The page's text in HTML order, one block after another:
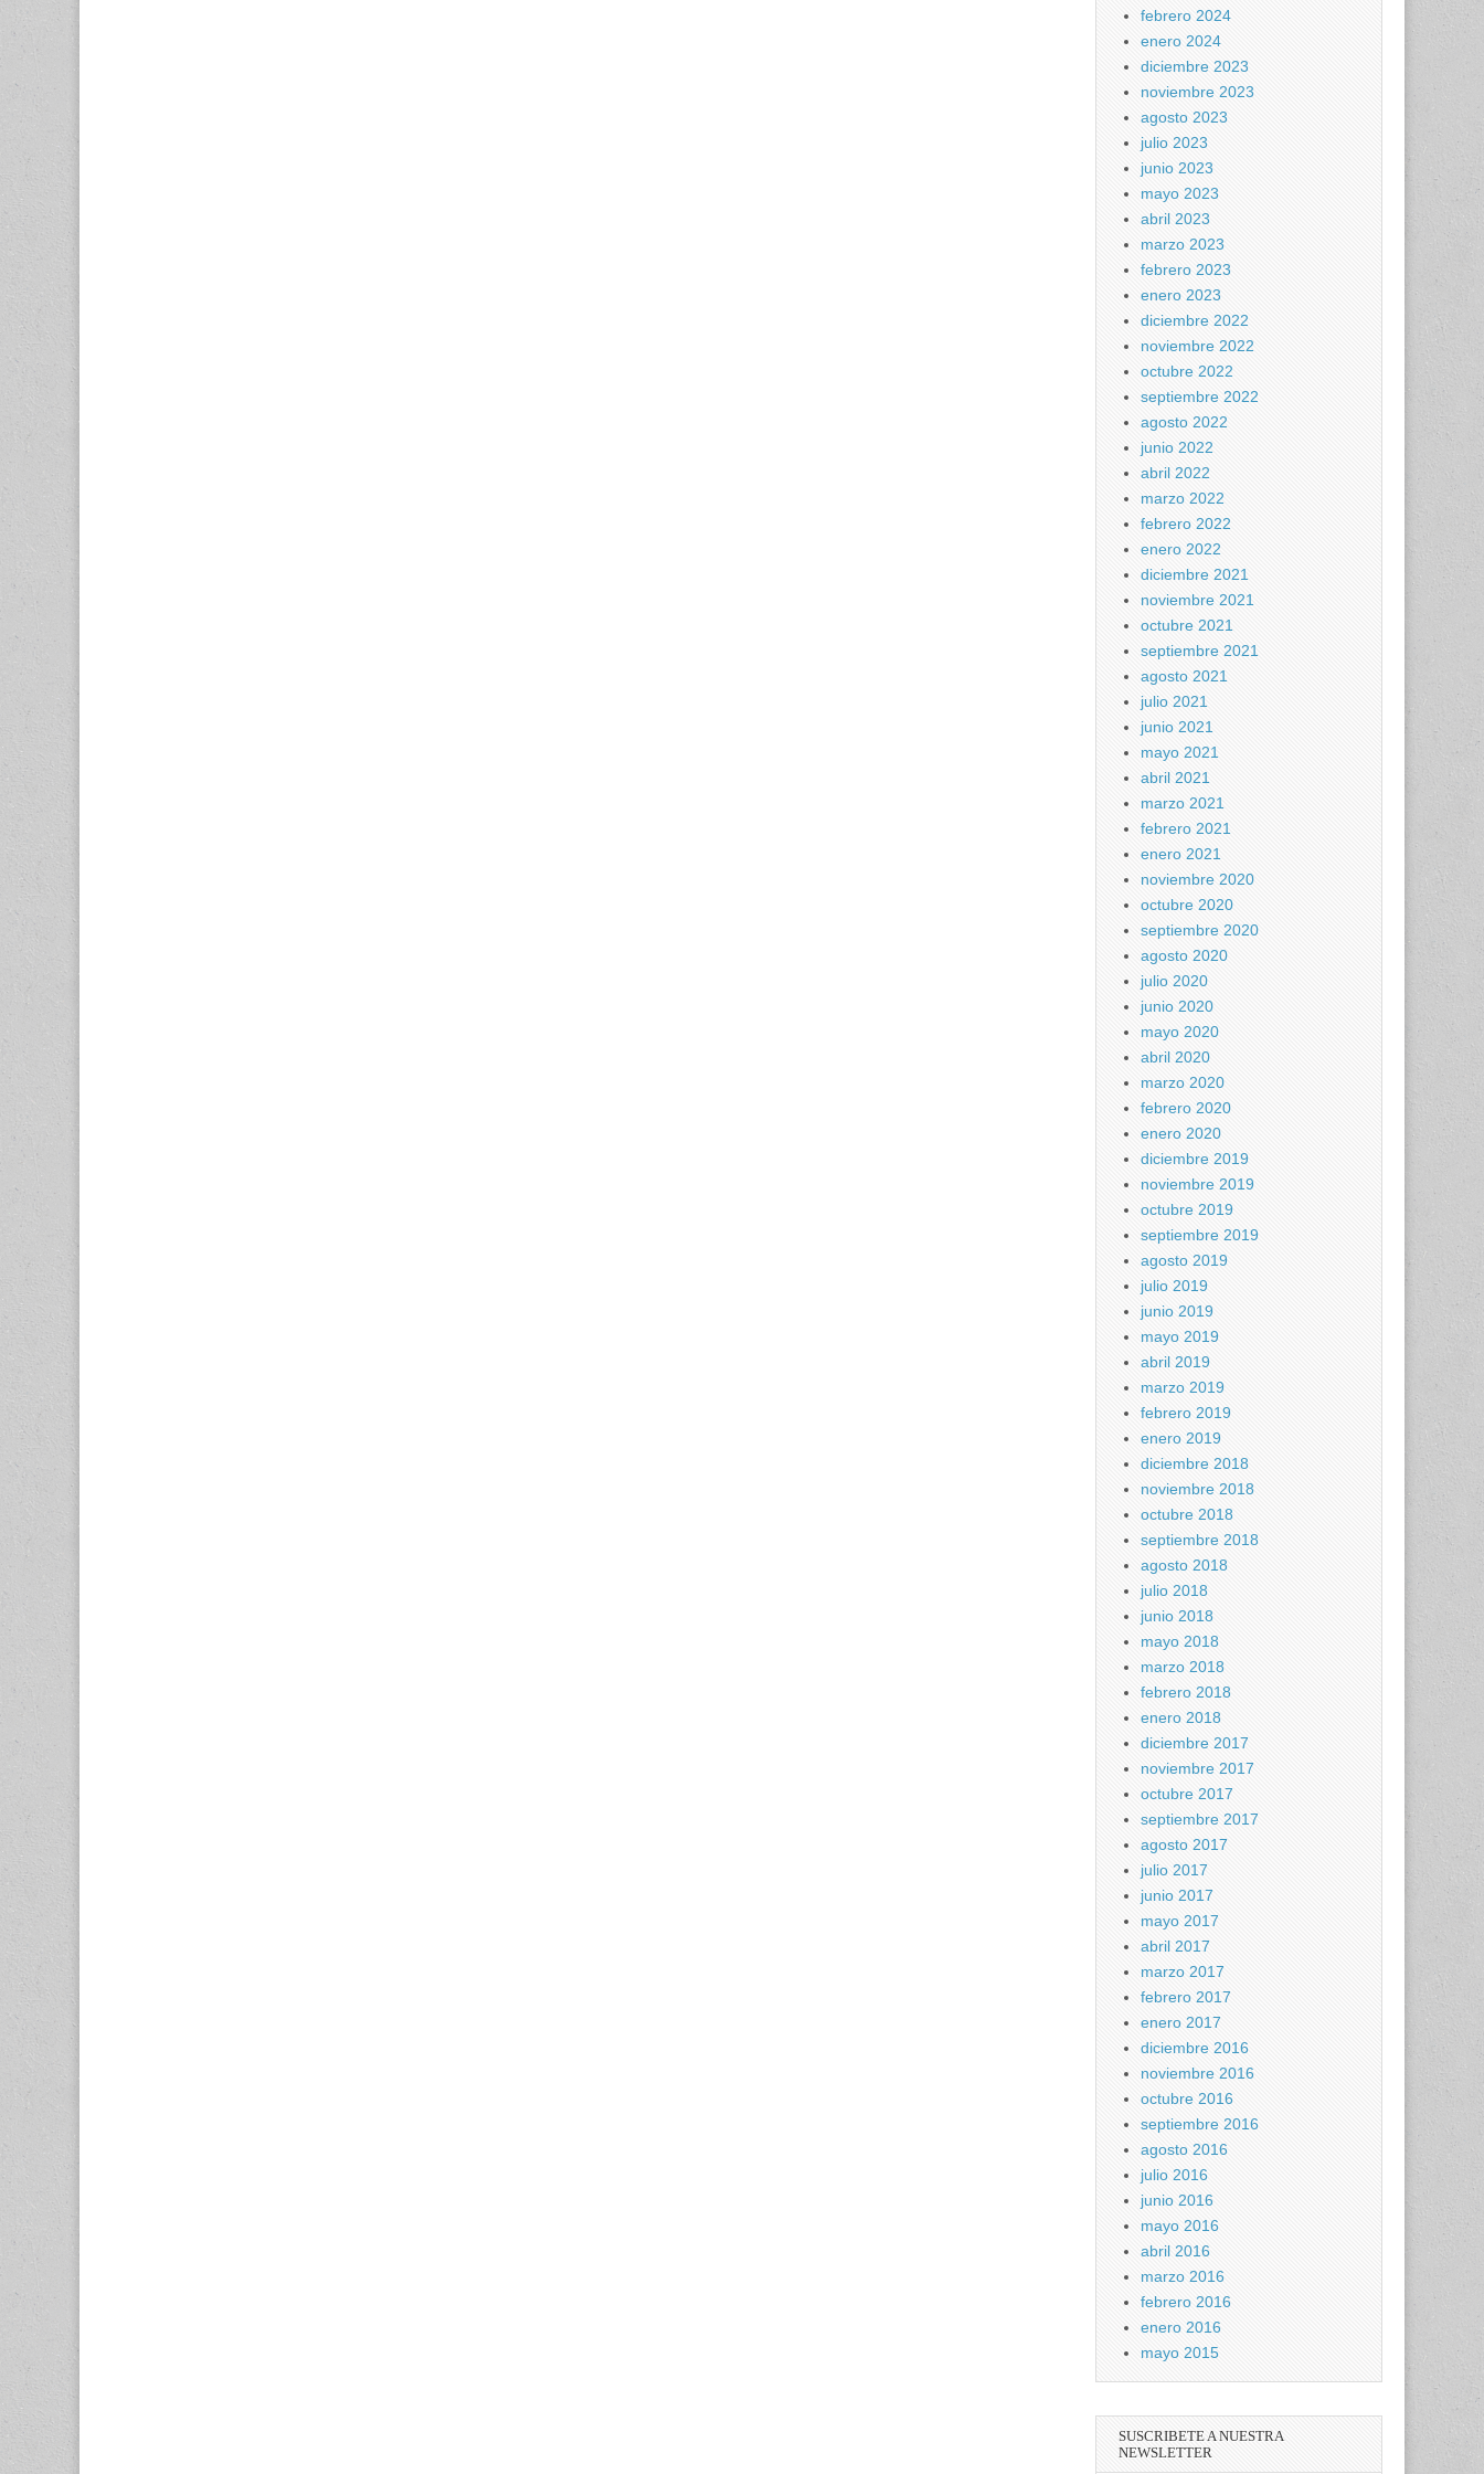
febrero 2024
enero 2024
diciembre 2023
noviembre 2023
agosto 2023
julio 2023
junio 2023
mayo 2023
abril 2023
marzo 2023
febrero 2023
enero 2023
diciembre 2022
noviembre 2022
octubre 2022
septiembre 2022
agosto 2022
junio 2022
abril 2022
marzo 2022
febrero 2022
enero 2022
diciembre 2021
noviembre 2021
octubre 2021
septiembre 2021
agosto 2021
julio 2021
junio 2021
mayo 2021
abril 2021
marzo 2021
febrero 2021
enero 2021
noviembre 2020
octubre 2020
septiembre 2020
agosto 2020
julio 2020
junio 2020
mayo 2020
abril 2020
marzo 2020
febrero 2020
enero 2020
diciembre 2019
noviembre 2019
octubre 2019
septiembre 2019
agosto 2019
julio 2019
junio 2019
mayo 2019
abril 2019
marzo 2019
febrero 2019
enero 2019
diciembre 2018
noviembre 2018
octubre 2018
septiembre 2018
agosto 2018
julio 2018
junio 2018
mayo 2018
marzo 2018
febrero 2018
enero 2018
diciembre 2017
noviembre 2017
octubre 2017
septiembre 2017
agosto 2017
julio 2017
junio 2017
mayo 2017
abril 2017
marzo 2017
febrero 2017
enero 2017
diciembre 2016
noviembre 2016
octubre 2016
septiembre 2016
agosto 2016
julio 2016
junio 2016
mayo 2016
abril 2016
marzo 2016
febrero 2016
enero 2016
mayo 2015
SUSCRIBETE A NUESTRA
NEWSLETTER